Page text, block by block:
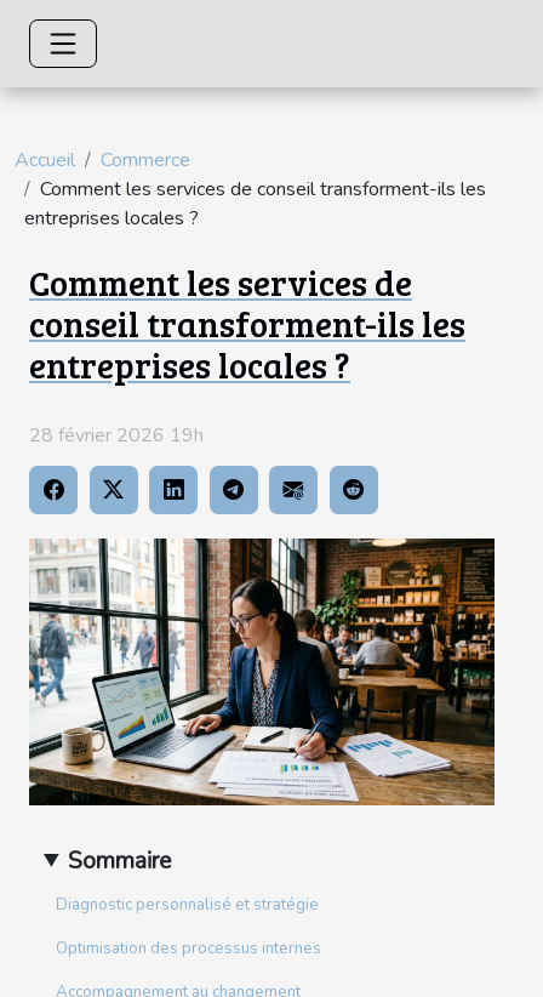
Accueil
Commerce
Comment les services de conseil transforment-ils les
entreprises locales ?
Comment les services de
conseil transforment-ils les
entreprises locales ?
28 février 2026 19h
Sommaire
Diagnostic personnalisé et stratégie
Optimisation des processus internes
Accompagnement au changement